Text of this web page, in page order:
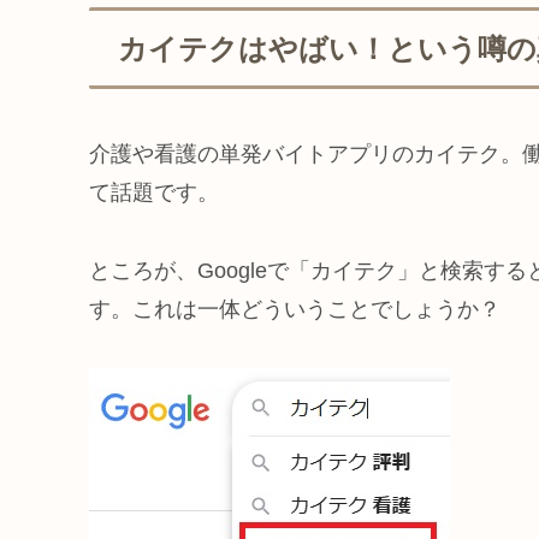
カイテクはやばい！という噂
介護や看護の単発バイトアプリのカイテク。
て話題です。
ところが、Googleで「カイテク」と検索す
す。これは一体どういうことでしょうか？